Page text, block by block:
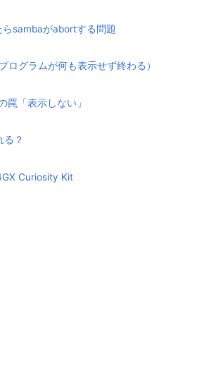
らsambaがabortする問題
ログラムが何も表示せず終わる）
罠「表示しない」
る？
Curiosity Kit